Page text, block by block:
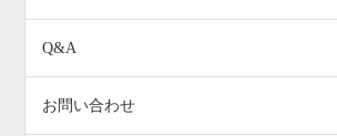
Q&A
お問い合わせ